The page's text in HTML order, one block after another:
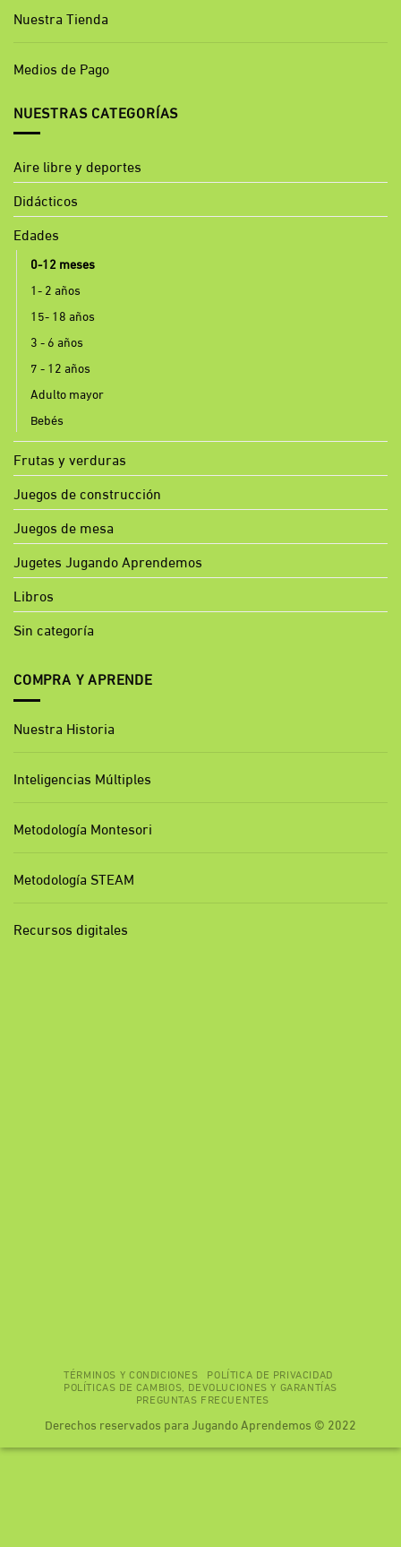
Nuestra Tienda
Medios de Pago
NUESTRAS CATEGORÍAS
Aire libre y deportes
Didácticos
Edades
0-12 meses
1- 2 años
15- 18 años
3 - 6 años
7 - 12 años
Adulto mayor
Bebés
Frutas y verduras
Juegos de construcción
Juegos de mesa
Jugetes Jugando Aprendemos
Libros
Sin categoría
COMPRA Y APRENDE
Nuestra Historia
Inteligencias Múltiples
Metodología Montesori
Metodología STEAM
Recursos digitales
TÉRMINOS Y CONDICIONES POLÍTICA DE PRIVACIDAD
POLÍTICAS DE CAMBIOS, DEVOLUCIONES Y GARANTÍAS
PREGUNTAS FRECUENTES
Derechos reservados para Jugando Aprendemos © 2022